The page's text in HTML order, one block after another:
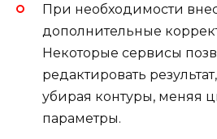
При необходимости
дополнительные
Некоторые сервисы
редактировать
убирая контуры, меняя
параметры.